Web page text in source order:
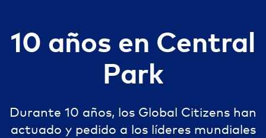
10 años en Central
Park
Durante 10 años, los Global Citizens han
actuado y pedido a los líderes mundiales